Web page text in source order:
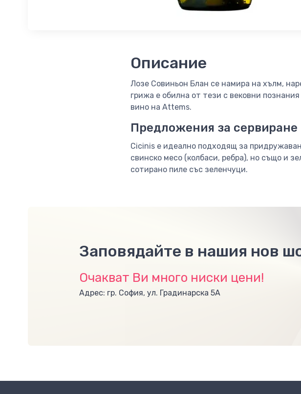
Описание
Лозе Совиньон Блан се намира на хълм,
грижа е обилна от тези с вековни
вино на Attems.
Предложения за сервиране
Cicinis е идеално подходящ за
свинско месо (колбаси, ребра), но също и
сотирано пиле със зеленчуци.
Заповядайте в нашия нов
Очакват Ви много ниски цени!
Адрес: гр. София, ул. Градинарска 5А